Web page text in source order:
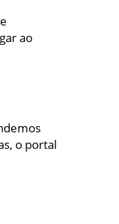
ao
o portal